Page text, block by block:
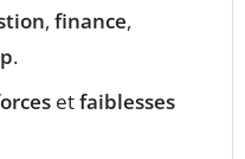
, finance,
.
etfaiblesses